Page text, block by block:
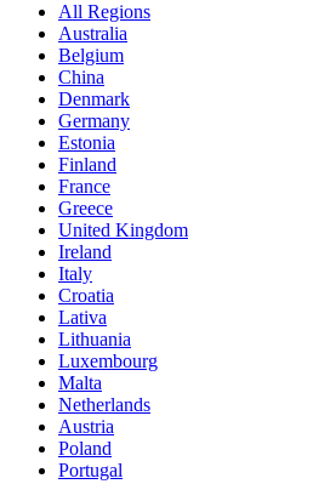
All Regions
Australia
Belgium
China
Denmark
Germany
Estonia
Finland
France
Greece
United Kingdom
Ireland
Italy
Croatia
Lativa
Lithuania
Luxembourg
Malta
Netherlands
Austria
Poland
Portugal